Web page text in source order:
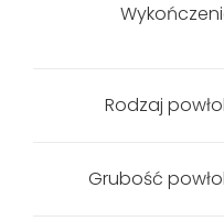
Rodzaj
Grubość